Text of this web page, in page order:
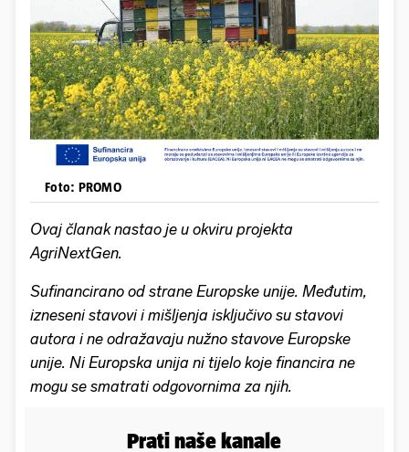
Foto: PROMO
Ovaj članak nastao je u okviru projekta
AgriNextGen.
Sufinancirano od strane Europske unije. Međutim,
izneseni stavovi i mišljenja isključivo su stavovi
autora i ne odražavaju nužno stavove Europske
unije. Ni Europska unija ni tijelo koje financira ne
mogu se smatrati odgovornima za njih.
Prati naše kanale